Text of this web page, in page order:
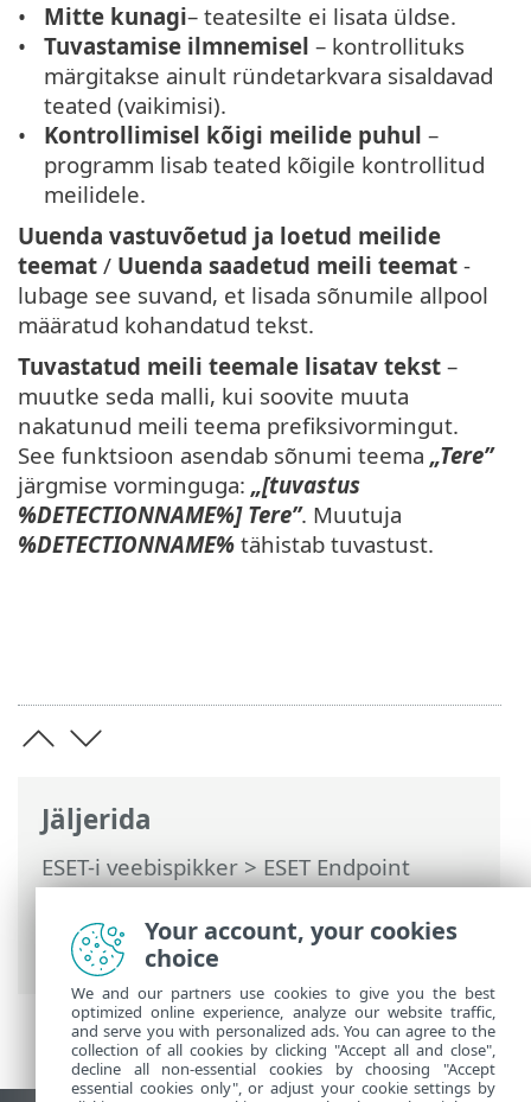
Jäljerida
ESET-i veebispikker>ESET Endpoint
Antivirus>Täpsem häälestus>Kaitsed>
Meilikliendi kaitse>Postkasti kaitse>
Vastus
Mitte kunagi– teatesilte ei lisata üldse.
Tuvastamise ilmnemisel – kontrollituks
märgitakse ainult ründetarkvara sisaldavad
teated (vaikimisi).
Kontrollimisel kõigi meilide puhul –
programm lisab teated kõigile kontrollitud
meilidele.
Uuenda vastuvõetud ja loetud meilide
teemat / Uuenda saadetud meili teemat -
lubage see suvand, et lisada sõnumile allpool
määratud kohandatud tekst.
Tuvastatud meili teemale lisatav tekst –
muutke seda malli, kui soovite muuta
nakatunud meili teema prefiksivormingut.
See funktsioon asendab sõnumi teema „Tere”
järgmise vorminguga: „[tuvastus
%DETECTIONNAME%] Tere”. Muutuja
%DETECTIONNAME% tähistab tuvastust.
Your account, your cookies
choice
We and our partners use cookies to give you the best
optimized online experience, analyze our website traffic,
and serve you with personalized ads. You can agree to the
collection of all cookies by clicking "Accept all and close",
decline all non-essential cookies by choosing "Accept
essential cookies only", or adjust your cookie settings by